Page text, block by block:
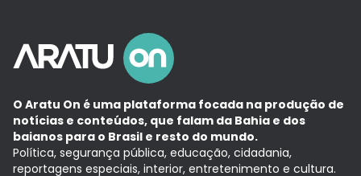
O Aratu On é uma plataforma focada na produção de
notícias e conteúdos, que falam da Bahia e dos
baianos para o Brasil e resto do mundo.
Política, segurança pública, educação, cidadania,
reportagens especiais, interior, entretenimento e cultura.